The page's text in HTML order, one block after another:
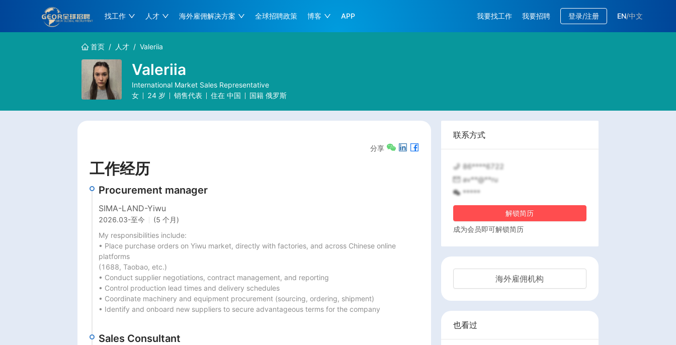
找工作 人才 海外雇佣解决方案 全球招聘政策 博客 APP 我要找工作 我要招聘 登录/注册 EN/中文
首页 / 人才 / Valeriia
Valeriia
International Market Sales Representative
女
24 岁 销售代表 住在 中国 国籍 俄罗斯
分享
工作经历
Procurement manager
SIMA-LAND-Yiwu
2026.03-至今
(5 个月)
My responsibilities include:
• Place purchase orders on Yiwu market, directly with factories, and across Chinese online
platforms
(1688, Taobao, etc.)
• Conduct supplier negotiations, contract management, and reporting
• Control production lead times and delivery schedules
• Coordinate machinery and equipment procurement (sourcing, ordering, shipment)
• Identify and onboard new suppliers to secure advantageous terms for the company
Sales Consultant
联系方式
86****6722
av**@**ru
*****
解锁简历
成为会员即可解锁简历
海外雇佣机构
也看过